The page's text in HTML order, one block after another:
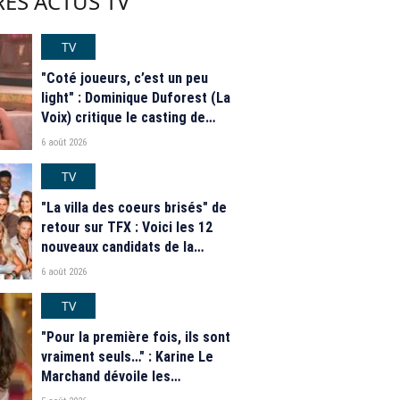
TV
"Coté joueurs, c’est un peu
light" : Dominique Duforest (La
Voix) critique le casting de
"Secret Story" 2026
6 août 2026
TV
"La villa des coeurs brisés" de
retour sur TFX : Voici les 12
nouveaux candidats de la
saison 2026
6 août 2026
TV
"Pour la première fois, ils sont
vraiment seuls…" : Karine Le
Marchand dévoile les
nouveautés des speed dating